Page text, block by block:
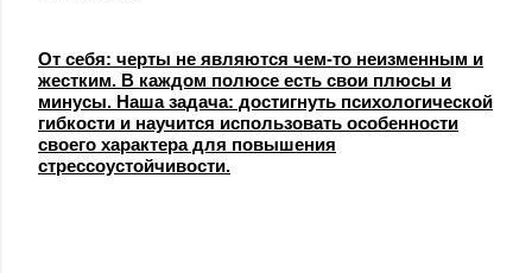
От себя: черты не являются чем-то неизменным и
жестким. В каждом полюсе есть свои плюсы и
минусы. Наша задача: достигнуть психологической
гибкости и научится использовать особенности
своего характера для повышения
стрессоустойчивости.